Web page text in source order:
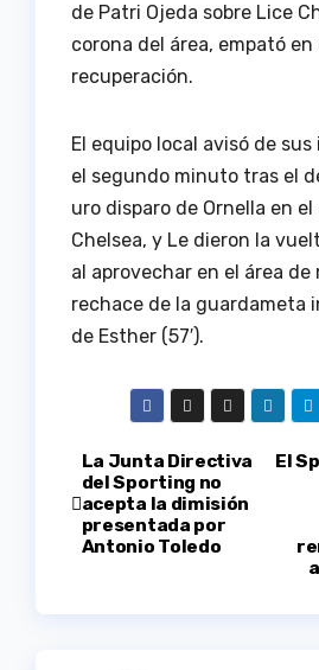
de Patri Ojeda sobre Lice
corona del área, empató
recuperación.
El equipo local avisó de
el segundo minuto tras el
uro disparo de Ornella en
Chelsea, y Le dieron la
al aprovechar en el área de
rechace de la guardameta
de Esther (57′).
Navegación
de
El
La Junta Directiva
del Sporting no
acepta la dimisión
presentada por
Antonio Toledo